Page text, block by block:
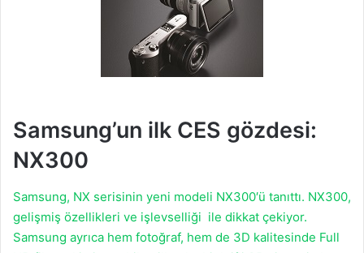
Samsung’un ilk CES gözdesi:
NX300
Samsung, NX serisinin yeni modeli NX300′ü tanıttı. NX300,
gelişmiş özellikleri ve işlevselliği ile dikkat çekiyor.
Samsung ayrıca hem fotoğraf, hem de 3D kalitesinde Full